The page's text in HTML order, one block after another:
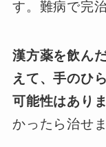
す。難病で完
漢方薬を飲ん
えて、手のひ
可能性はありま
かったら治せ